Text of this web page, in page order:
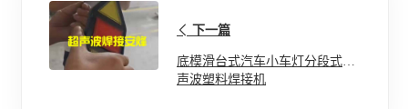
下一篇
底模滑台式汽车小车灯分段式超
声波塑料焊接机